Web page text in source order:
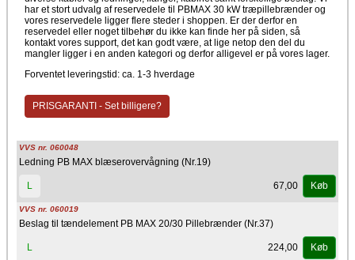
har et stort udvalg af reservedele til PBMAX 30 kW træpillebrænder og
vores reservedele ligger flere steder i shoppen. Er der derfor en
reservedel eller noget tilbehør du ikke kan finde her på siden, så
kontakt vores support, det kan godt være, at lige netop den del du
mangler ligger i en anden kategori og derfor alligevel er på vores lager.
Forventet leveringstid: ca. 1-3 hverdage
PRISGARANTI - Set billigere?
VVS nr. 060048
Ledning PB MAX blæserovervågning (Nr.19)
L 67,00 Køb
VVS nr. 060019
Beslag til tændelement PB MAX 20/30 Pillebrænder (Nr.37)
L 224,00 Køb